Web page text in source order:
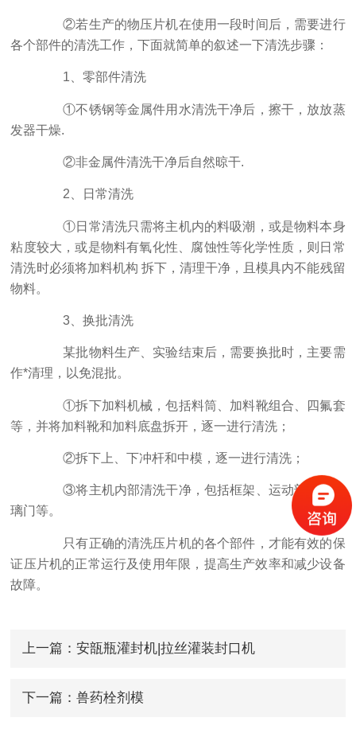
②若生产的物压片机在使用一段时间后，需要进行
各个部件的清洗工作，下面就简单的叙述一下清洗步骤：
1、零部件清洗
①不锈钢等金属件用水清洗干净后，擦干，放放蒸
发器干燥.
②非金属件清洗干净后自然晾干.
2、日常清洗
①日常清洗只需将主机内的料吸潮，或是物料本身
粘度较大，或是物料有氧化性、腐蚀性等化学性质，则日常
清洗时必须将加料机构 拆下，清理干净，且模具内不能残留
物料。
3、换批清洗
某批物料生产、实验结束后，需要换批时，主要需
作*清理，以免混批。
①拆下加料机械，包括料筒、加料靴组合、四氟套
等，并将加料靴和加料底盘拆开，逐一进行清洗；
②拆下上、下冲杆和中模，逐一进行清洗；
③将主机内部清洗干净，包括框架、运动部件、玻
璃门等。
只有正确的清洗压片机的各个部件，才能有效的保
证压片机的正常运行及使用年限，提高生产效率和减少设备
故障。
上一篇： 安瓿瓶灌封机|拉丝灌装封口机
下一篇： 兽药栓剂模